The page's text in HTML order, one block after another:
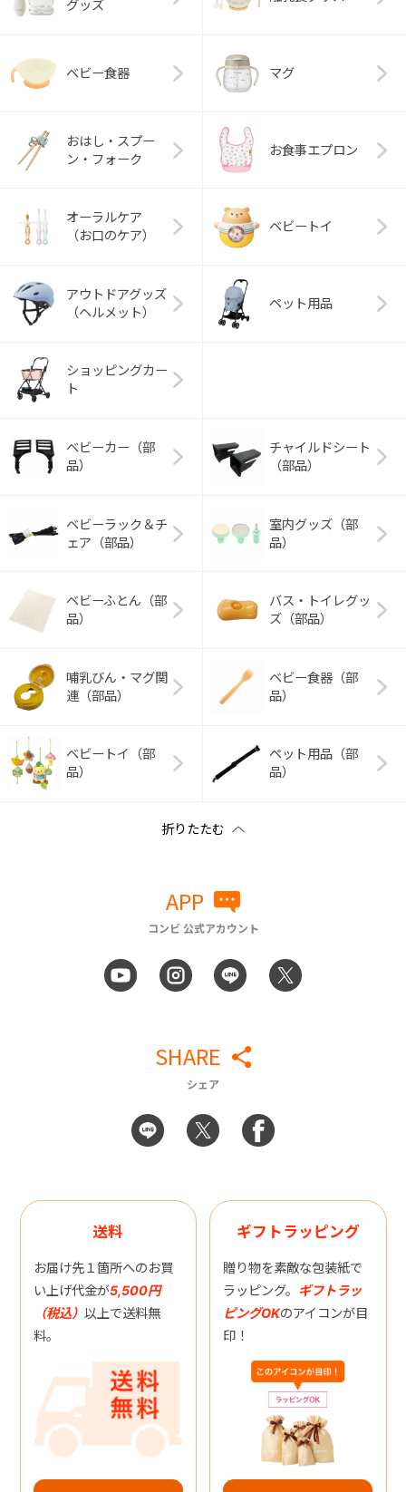
グッズ
ベビー食器 マグ
おはし・スプー
ン・フォーク
お食事エプロン
オーラルケア
（お口のケア）
ベビートイ
アウトドアグッズ
（ヘルメット）
ペット用品
ショッピングカー
ト
ベビーカー（部
品）
チャイルドシート
（部品）
ベビーラック＆チ
ェア（部品）
室内グッズ（部
品）
ベビーふとん（部
品）
バス・トイレグッ
ズ（部品）
哺乳びん・マグ関
連（部品）
ベビー食器（部
品）
ベビートイ（部
品）
ペット用品（部
品）
APP
コンビ 公式アカウント
SHARE
シェア
送料
お届け先１箇所へのお買
い上げ代金が5,500円
（税込） 以上で送料無
料。
ギフトラッピング
贈り物を素敵な包装紙で
ラッピング。 ギフトラッ
ピングOKのアイコンが目
印！